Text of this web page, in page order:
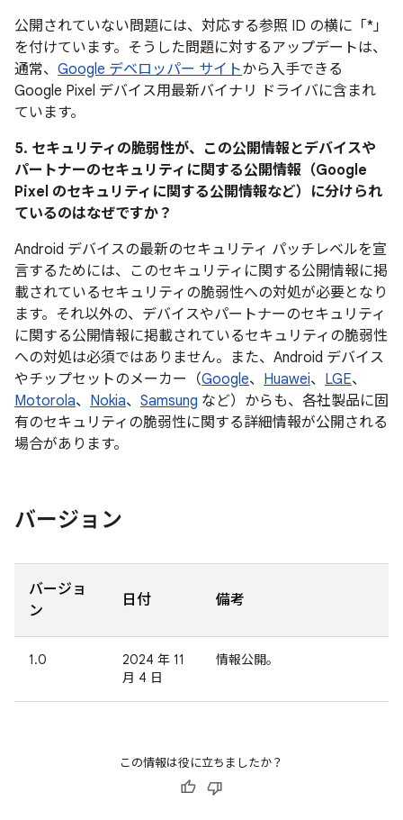
公開されていない問題には、対応する参照 ID の横に「*」
を付けています。そうした問題に対するアップデートは、
通常、 Google デベロッパー サイトから入手できる
Google Pixel デバイス用最新バイナリ ドライバに含まれ
ています。
5. セキュリティの脆弱性が、この公開情報とデバイスや
パートナーのセキュリティに関する公開情報（Google
Pixel のセキュリティに関する公開情報など）に分けられ
ているのはなぜですか？
Android デバイスの最新のセキュリティ パッチレベルを宣
言するためには、このセキュリティに関する公開情報に掲
載されているセキュリティの脆弱性への対処が必要となり
ます。それ以外の、デバイスやパートナーのセキュリティ
に関する公開情報に掲載されているセキュリティの脆弱性
への対処は必須ではありません。また、Android デバイス
やチップセットのメーカー（Google、 Huawei、 LGE、
Motorola、 Nokia、 Samsung など）からも、各社製品に固
有のセキュリティの脆弱性に関する詳細情報が公開される
場合があります。
バージョン
バージョ
ン
日付 備考
1.0
2024 年 11
月 4 日
情報公開。
この情報は役に立ちましたか？